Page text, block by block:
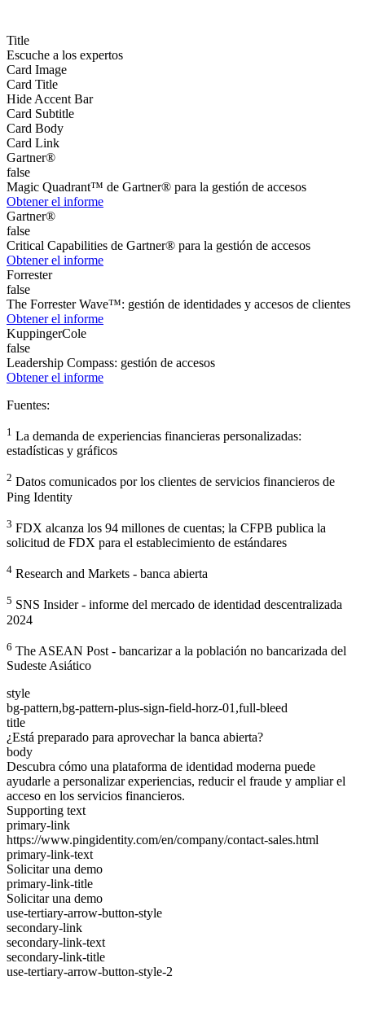
Title
Escuche a los expertos
Card Image
Card Title
Hide Accent Bar
Card Subtitle
Card Body
Card Link
Gartner®
false
Magic Quadrant™ de Gartner® para la gestión de accesos
Obtener el informe
Gartner®
false
Critical Capabilities de Gartner® para la gestión de accesos
Obtener el informe
Forrester
false
The Forrester Wave™: gestión de identidades y accesos de clientes
Obtener el informe
KuppingerCole
false
Leadership Compass: gestión de accesos
Obtener el informe
Fuentes:
1 La demanda de experiencias financieras personalizadas:
estadísticas y gráficos
2 Datos comunicados por los clientes de servicios financieros de
Ping Identity
3 FDX alcanza los 94 millones de cuentas; la CFPB publica la
solicitud de FDX para el establecimiento de estándares
4 Research and Markets - banca abierta
5 SNS Insider - informe del mercado de identidad descentralizada
2024
6 The ASEAN Post - bancarizar a la población no bancarizada del
Sudeste Asiático
style
bg-pattern,bg-pattern-plus-sign-field-horz-01,full-bleed
title
¿Está preparado para aprovechar la banca abierta?
body
Descubra cómo una plataforma de identidad moderna puede
ayudarle a personalizar experiencias, reducir el fraude y ampliar el
acceso en los servicios financieros.
Supporting text
primary-link
https://www.pingidentity.com/en/company/contact-sales.html
primary-link-text
Solicitar una demo
primary-link-title
Solicitar una demo
use-tertiary-arrow-button-style
secondary-link
secondary-link-text
secondary-link-title
use-tertiary-arrow-button-style-2